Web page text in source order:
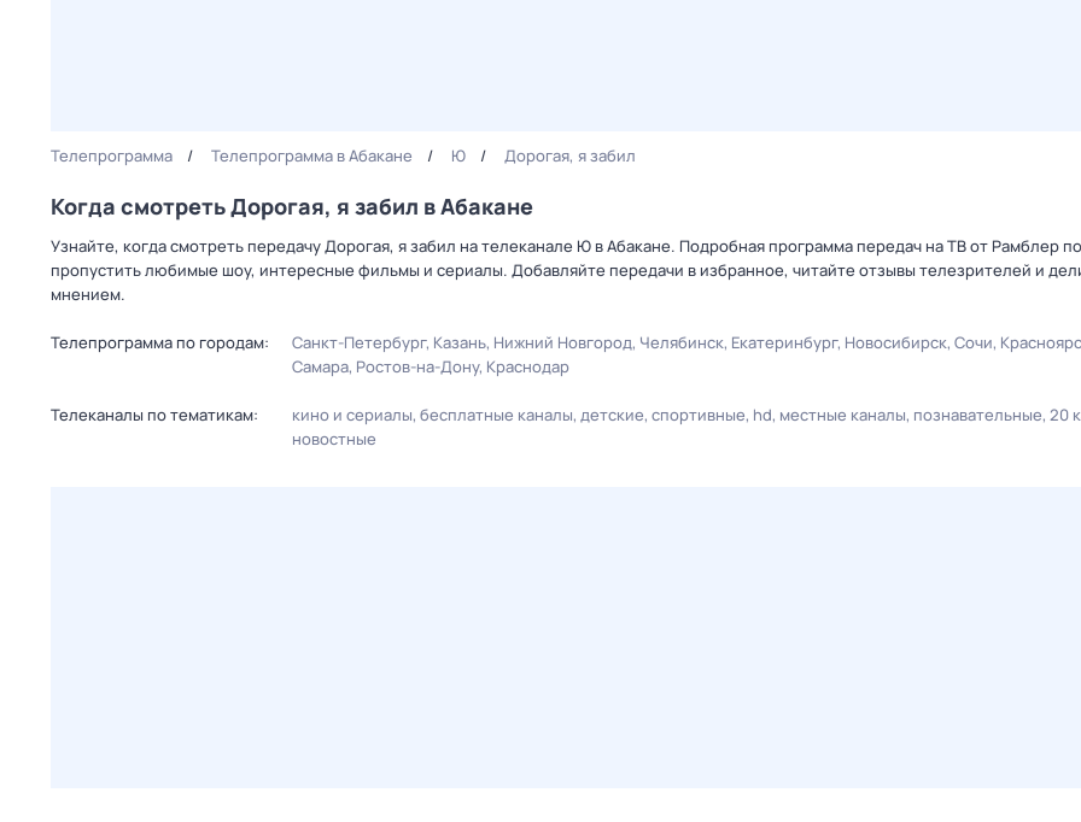
Телепрограмма Телепрограмма в Абакане Ю Дорогая, я забил
Когда смотреть Дорогая, я забил в Абакане
Узнайте, когда смотреть передачу Дорогая, я забил на телеканале Ю в Абакане. Подробная программа передач на ТВ от Рамблер
пропустить любимые шоу, интересные фильмы и сериалы. Добавляйте передачи в избранное, читайте отзывы телезрителей и
мнением.
Телепрограмма по городам: Санкт-Петербург Казань Нижний Новгород Челябинск Екатеринбург Новосибирск Сочи
Самара Ростов-на-Дону Краснодар
Телеканалы по тематикам: кино и сериалы бесплатные каналы детские спортивные hd местные каналы познавательные 20
новостные